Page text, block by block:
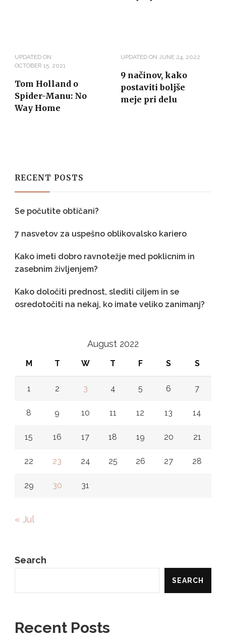
UPDATED ON
OCTOBER 15, 2021
Tom Holland o
Spider-Manu: No
Way Home
UPDATED ON JUNE 24, 2022
9 načinov, kako
postaviti boljše
meje pri delu
RECENT POSTS
Se počutite obtičani?
7 nasvetov za uspešno oblikovalsko kariero
Kako imeti dobro ravnotežje med poklicnim in
zasebnim življenjem?
Kako določiti prednost, slediti ciljem in se
osredotočiti na nekaj, ko imate veliko zanimanj?
August 2022
M T W T F S S
1 2 3 4 5 6 7
8 9 10 11 12 13 14
15 16 17 18 19 20 21
22 23 24 25 26 27 28
29 30 31
« Jul
Search
SEARCH
Recent Posts